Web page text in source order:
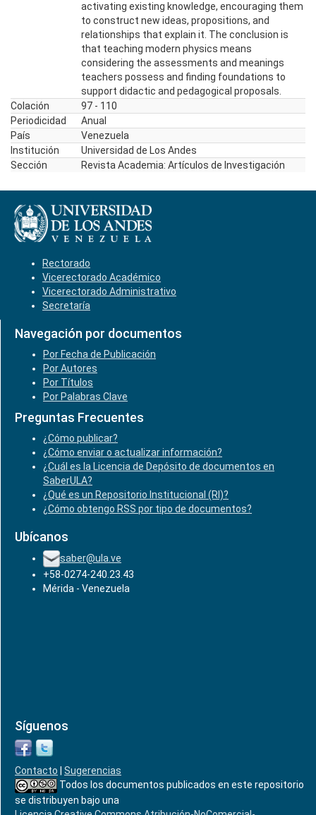
activating existing knowledge, encouraging them
to construct new ideas, propositions, and
relationships that explain it. The conclusion is
that teaching modern physics means
considering the assessments and meanings
teachers possess and finding foundations to
support didactic and pedagogical proposals.
Colación
97 - 110
Periodicidad
Anual
País
Venezuela
Institución
Universidad de Los Andes
Sección
Revista Academia: Artículos de Investigación
Rectorado
Vicerectorado Académico
Vicerectorado Administrativo
Secretaría
Navegación por documentos
Por Fecha de Publicación
Por Autores
Por Títulos
Por Palabras Clave
Preguntas Frecuentes
¿Cómo publicar?
¿Cómo enviar o actualizar información?
¿Cuál es la Licencia de Depósito de documentos en
SaberULA?
¿Qué es un Repositorio Institucional (RI)?
¿Cómo obtengo RSS por tipo de documentos?
Ubícanos
saber@ula.ve
+58-0274-240.23.43
Mérida - Venezuela
Síguenos
Contacto
Sugerencias
Todos los documentos publicados en este repositorio
se distribuyen bajo una